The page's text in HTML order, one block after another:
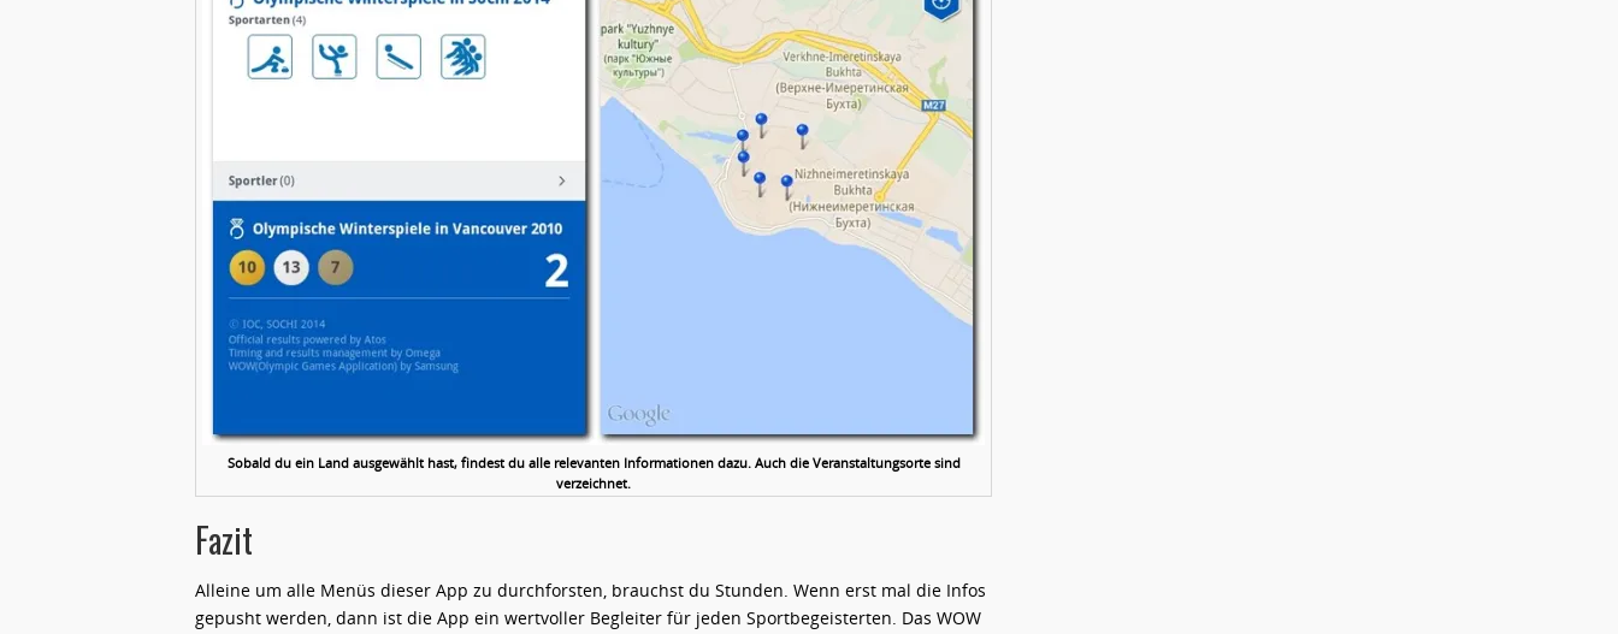
Sobald du ein Land ausgewählt hast, findest du alle relevanten Informationen dazu. Auch die Veranstaltungsorte sind
verzeichnet.
Fazit
Alleine um alle Menüs dieser App zu durchforsten, brauchst du Stunden. Wenn erst mal die Infos
gepusht werden, dann ist die App ein wertvoller Begleiter für jeden Sportbegeisterten. Das WOW